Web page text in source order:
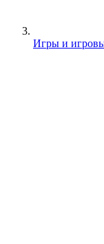
Игры и